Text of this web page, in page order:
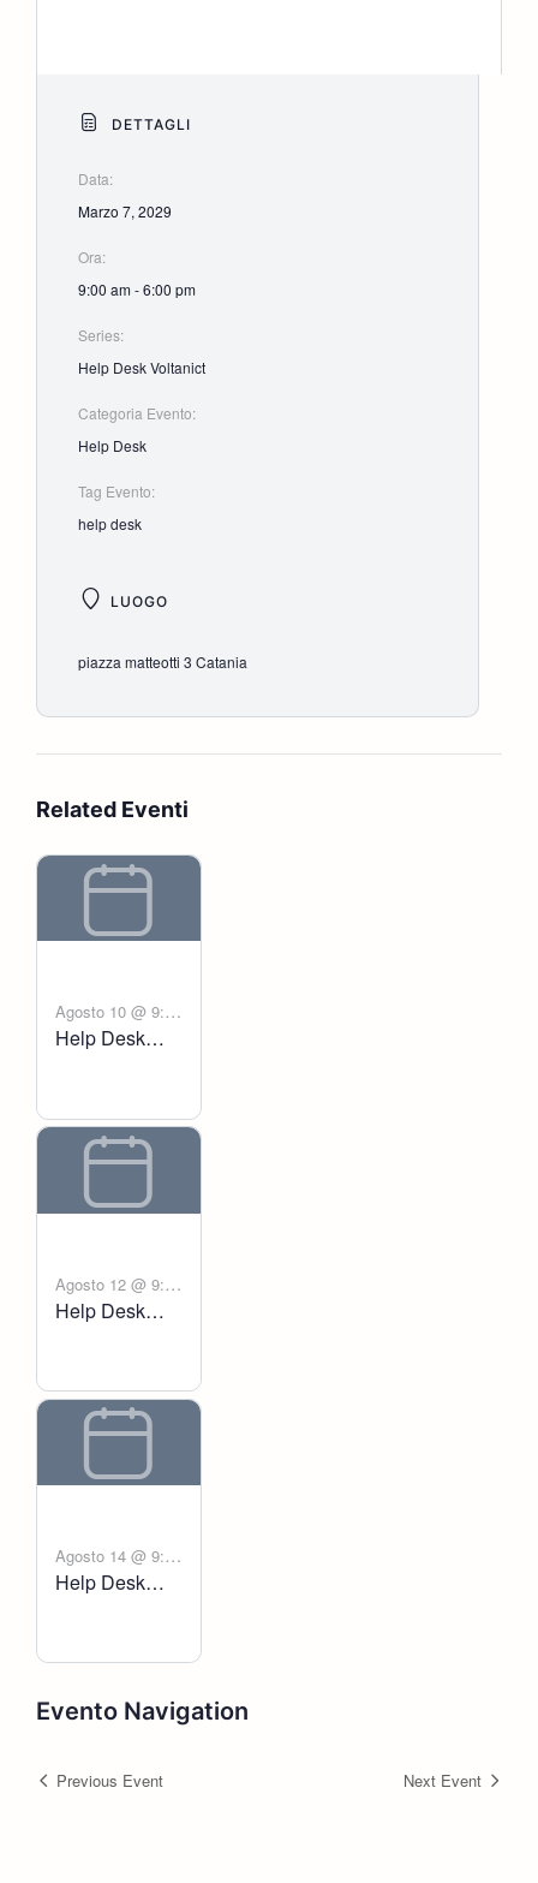
DETTAGLI
Data:
Marzo 7, 2029
Ora:
9:00 am - 6:00 pm
Series:
Help Desk Voltanict
Categoria Evento:
Help Desk
Tag Evento:
help desk
LUOGO
piazza matteotti 3 Catania
Related Eventi
Agosto 10 @ 9:00
am - 6:00 pm
Help Desk
Agosto 12 @ 9:00
am - 6:00 pm
Help Desk
Agosto 14 @ 9:00
am - 6:00 pm
Help Desk
Evento Navigation
Previous Event Next Event